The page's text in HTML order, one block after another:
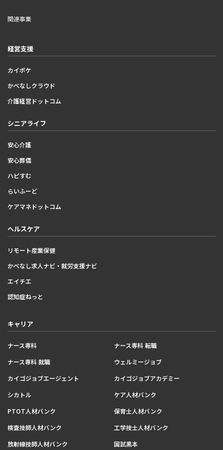
関連事業
経営支援
カイポケ
かべなしクラウド
介護経営ドットコム
シニアライフ
安心介護
安心葬儀
ハピすむ
らいふーど
ケアマネドットコム
ヘルスケア
リモート産業保健
かべなし求人ナビ・就労支援ナビ
エイチエ
認知症ねっと
キャリア
ナース専科
ナース専科 転職
ナース専科 就職
ウェルミージョブ
カイゴジョブエージェント
カイゴジョブアカデミー
シカトル
ケア人材バンク
PTOT人材バンク
保育士人材バンク
検査技師人材バンク
工学技士人材バンク
放射線技師人材バンク
国試黒本